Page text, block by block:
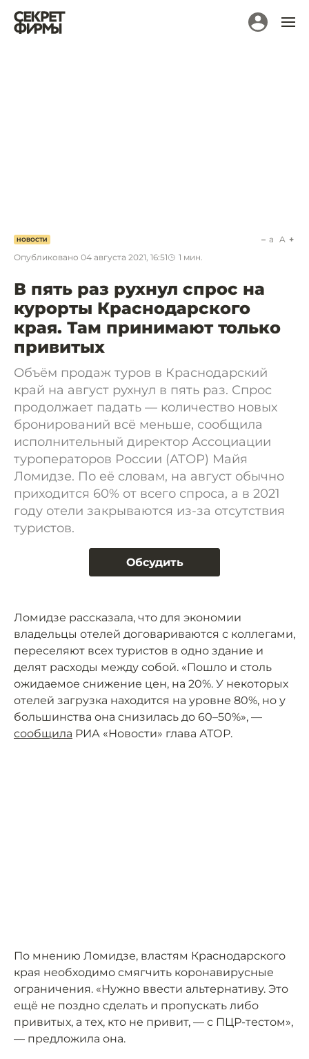
НОВОСТИ
Опубликовано 04 августа 2021, 16:51 1 мин.
a A
В пять раз рухнул спрос на
курорты Краснодарского
края. Там принимают только
привитых
Объём продаж туров в Краснодарский
край на август рухнул в пять раз. Спрос
продолжает падать — количество новых
бронирований всё меньше, сообщила
исполнительный директор Ассоциации
туроператоров России (АТОР) Майя
Ломидзе. По её словам, на август обычно
приходится 60% от всего спроса, а в 2021
году отели закрываются из-за отсутствия
туристов.
Обсудить
Ломидзе рассказала, что для экономии
владельцы отелей договариваются с коллегами,
переселяют всех туристов в одно здание и
делят расходы между собой. «Пошло и столь
ожидаемое снижение цен, на 20%. У некоторых
отелей загрузка находится на уровне 80%, но у
большинства она снизилась до 60–50%», —
сообщила РИА «Новости» глава АТОР.
По мнению Ломидзе, властям Краснодарского
края необходимо смягчить коронавирусные
ограничения. «Нужно ввести альтернативу. Это
ещё не поздно сделать и пропускать либо
привитых, а тех, кто не привит, — с ПЦР-тестом»,
— предложила она.